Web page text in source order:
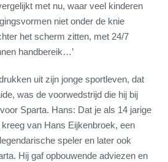
met nu, waar veel kinderen
niet onder de knie
het scherm zitten, met 24/7
handbereik…’
uit zijn jonge sportleven, dat
was de voorwedstrijd die hij bij
Sparta. Hans: Dat je als 14 jarige
van Hans Eijkenbroek, een
speler en later ook
Hij gaf opbouwende adviezen en